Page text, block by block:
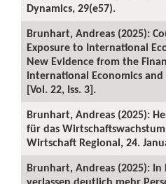
Dynamics, 29(e57).
Brunhart, Andreas (2025):
Exposure to International
New Evidence from the
International Economics
[Vol. 22, Iss. 3].
Brunhart, Andreas (2025):
für das
Wirtschaft Regional, 24.
Brunhart, Andreas (2025): In